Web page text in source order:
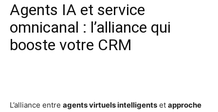
Agents IA et service
omnicanal : l’alliance qui
booste votre CRM
L’alliance entre agents virtuels intelligents et approche